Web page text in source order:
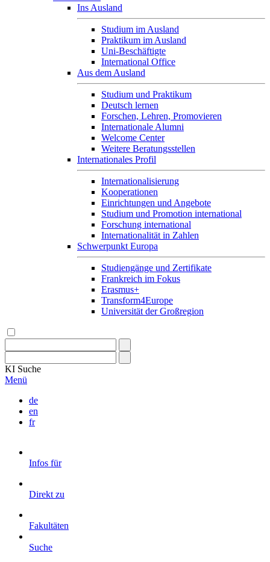
Ins Ausland
Studium im Ausland
Praktikum im Ausland
Uni-Beschäftigte
International Office
Aus dem Ausland
Studium und Praktikum
Deutsch lernen
Forschen, Lehren, Promovieren
Internationale Alumni
Welcome Center
Weitere Beratungsstellen
Internationales Profil
Internationalisierung
Kooperationen
Einrichtungen und Angebote
Studium und Promotion international
Forschung international
Internationalität in Zahlen
Schwerpunkt Europa
Studiengänge und Zertifikate
Frankreich im Fokus
Erasmus+
Transform4Europe
Universität der Großregion
KI Suche
Menü
de
en
fr
Infos für
Direkt zu
Fakultäten
Suche